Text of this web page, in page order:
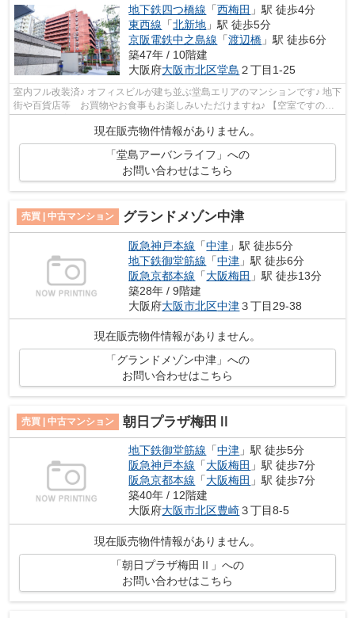
地下鉄四つ橋線 「西梅田 」駅 徒歩4分
東西線 「北新地 」駅 徒歩5分
京阪電鉄中之島線 「渡辺橋 」駅 徒歩6分
築47年 / 10階建
大阪府大阪市北区堂島 ２丁目1-25
室内フル改装済♪ オフィスビルが建ち並ぶ堂島エリアのマンションです♪ 地下
街や百貨店等 お買物やお食事もお楽しみいただけますね♪ 【空室ですので
いつでもご案内可能です！】
現在販売物件情報がありません。
「堂島アーバンライフ」への
お問い合わせはこちら
売買 | 中古マンション グランドメゾン中津
阪急神戸本線 「中津 」駅 徒歩5分
地下鉄御堂筋線 「中津 」駅 徒歩6分
阪急京都本線 「大阪梅田 」駅 徒歩13分
築28年 / 9階建
大阪府大阪市北区中津３丁目29-38
現在販売物件情報がありません。
「グランドメゾン中津」への
お問い合わせはこちら
売買 | 中古マンション 朝日プラザ梅田Ⅱ
地下鉄御堂筋線 「中津 」駅 徒歩5分
阪急神戸本線 「大阪梅田 」駅 徒歩7分
阪急京都本線 「大阪梅田 」駅 徒歩7分
築40年 / 12階建
大阪府大阪市北区豊崎３丁目8-5
現在販売物件情報がありません。
「朝日プラザ梅田Ⅱ」への
お問い合わせはこちら